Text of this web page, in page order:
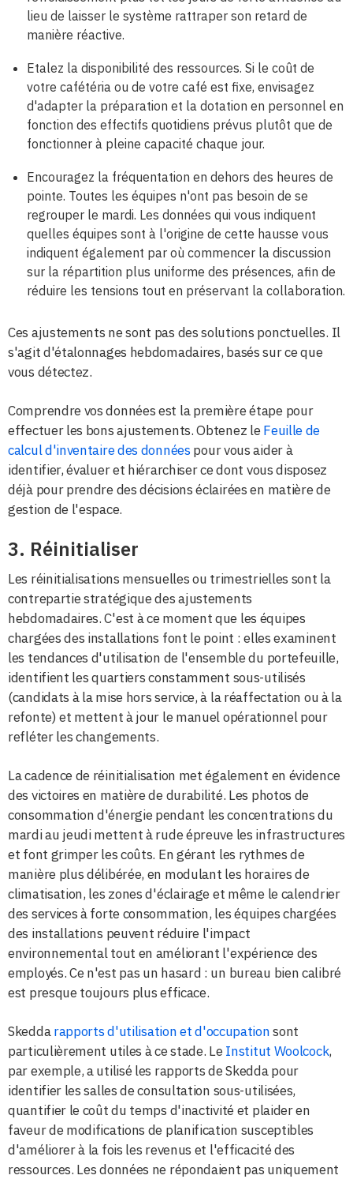
lieu de laisser le système rattraper son retard de
manière réactive.
Etalez la disponibilité des ressources. Si le coût de
votre cafétéria ou de votre café est fixe, envisagez
d'adapter la préparation et la dotation en personnel en
fonction des effectifs quotidiens prévus plutôt que de
fonctionner à pleine capacité chaque jour.
Encouragez la fréquentation en dehors des heures de
pointe. Toutes les équipes n'ont pas besoin de se
regrouper le mardi. Les données qui vous indiquent
quelles équipes sont à l'origine de cette hausse vous
indiquent également par où commencer la discussion
sur la répartition plus uniforme des présences, afin de
réduire les tensions tout en préservant la collaboration.
Ces ajustements ne sont pas des solutions ponctuelles. Il
s'agit d'étalonnages hebdomadaires, basés sur ce que
vous détectez.
Comprendre vos données est la première étape pour
effectuer les bons ajustements. Obtenez leFeuille de
calcul d'inventaire des donnéespour vous aider à
identifier, évaluer et hiérarchiser ce dont vous disposez
déjà pour prendre des décisions éclairées en matière de
gestion de l'espace.
3. Réinitialiser
Les réinitialisations mensuelles ou trimestrielles sont la
contrepartie stratégique des ajustements
hebdomadaires. C'est à ce moment que les équipes
chargées des installations font le point : elles examinent
les tendances d'utilisation de l'ensemble du portefeuille,
identifient les quartiers constamment sous-utilisés
(candidats à la mise hors service, à la réaffectation ou à la
refonte) et mettent à jour le manuel opérationnel pour
refléter les changements.
La cadence de réinitialisation met également en évidence
des victoires en matière de durabilité. Les photos de
consommation d'énergie pendant les concentrations du
mardi au jeudi mettent à rude épreuve les infrastructures
et font grimper les coûts. En gérant les rythmes de
manière plus délibérée, en modulant les horaires de
climatisation, les zones d'éclairage et même le calendrier
des services à forte consommation, les équipes chargées
des installations peuvent réduire l'impact
environnemental tout en améliorant l'expérience des
employés. Ce n'est pas un hasard : un bureau bien calibré
est presque toujours plus efficace.
Skeddarapports d'utilisation et d'occupationsont
particulièrement utiles à ce stade. LeInstitut Woolcock,
par exemple, a utilisé les rapports de Skedda pour
identifier les salles de consultation sous-utilisées,
quantifier le coût du temps d'inactivité et plaider en
faveur de modifications de planification susceptibles
d'améliorer à la fois les revenus et l'efficacité des
ressources. Les données ne répondaient pas uniquement